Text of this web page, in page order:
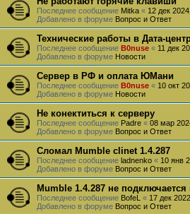
Последнее сообщение Mitka « 12 дек
Добавлено в форуме Вопрос и Ответ
Технические работы в Дата-
Последнее сообщение B0nuse « 11 дек
Добавлено в форуме Новости
Сервер в РФ и оплата ЮМани
Последнее сообщение B0nuse « 10 окт
Добавлено в форуме Новости
Не конектиться к серверу
Последнее сообщение Padre « 08 мар
Добавлено в форуме Вопрос и Ответ
Сломал Mumble clinet 1.4.287
Последнее сообщение ladnenko « 10 янв
Добавлено в форуме Вопрос и Ответ
Mumble 1.4.287 не подключается
Последнее сообщение BofeL « 17 дек
Добавлено в форуме Вопрос и Ответ